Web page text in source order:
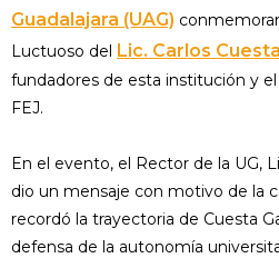
Guadalajara (UAG)
Luctuoso del Lic. Carlos
fundadores de esta institución y
FEJ.
En el evento, el Rector de la UG,
dio un mensaje con motivo de la
recordó la trayectoria de Cuesta
defensa de la autonomía